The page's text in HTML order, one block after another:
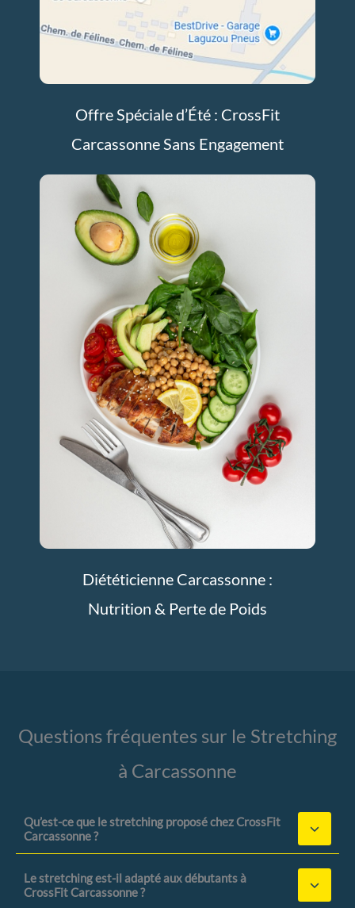
Offre Spéciale d’Été : CrossFit
Carcassonne Sans Engagement
Diététicienne Carcassonne :
Nutrition & Perte de Poids
Questions fréquentes sur le Stretching
à Carcassonne
Qu’est-ce que le stretching proposé chez CrossFit
Carcassonne ?
Le stretching est-il adapté aux débutants à
CrossFit Carcassonne ?